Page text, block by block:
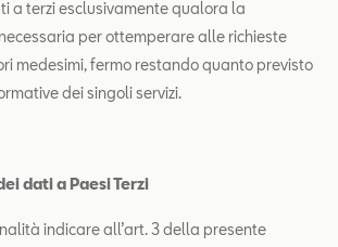
a terzi esclusivamente qualora la
per ottemperare alle richieste
medesimi, fermo restando quanto previsto
dei singoli servizi.
dati a Paesi Terzi
indicare all’art. 3 della presente